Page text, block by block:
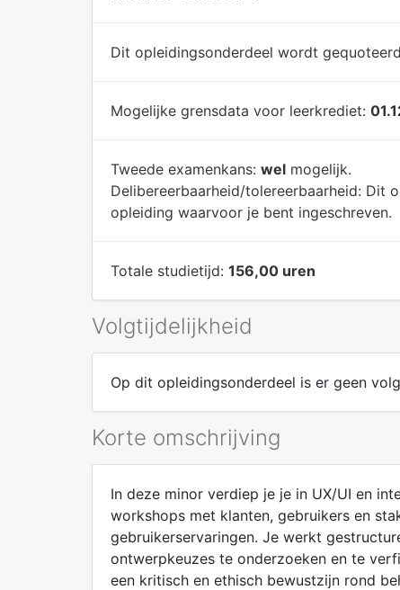
Dit opleidingsonderdeel wordt gequoteerd
Mogelijke grensdata voor leerkrediet:
Tweede examenkans: wel mogelijk.
Delibereerbaarheid/tolereerbaarheid: Dit
opleiding waarvoor je bent ingeschreven.
Totale studietijd: 156,00 uren
Volgtijdelijkheid
Op dit opleidingsonderdeel is er geen
Korte omschrijving
In deze minor verdiep je je in UX/UI en
workshops met klanten, gebruikers en
gebruikerservaringen. Je werkt
ontwerpkeuzes te onderzoeken en te
een kritisch en ethisch bewustzijn rond